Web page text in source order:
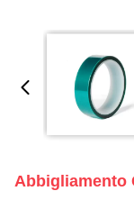
Abbigliamento